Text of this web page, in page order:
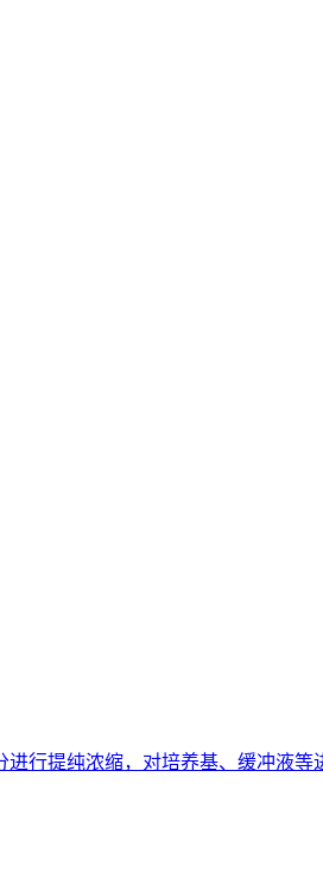
行提纯浓缩，对培养基、缓冲液等